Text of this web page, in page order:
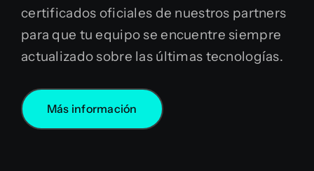
certificados oficiales de nuestros partners
para que tu equipo se encuentre siempre
actualizado sobre las últimas tecnologías.
Más información